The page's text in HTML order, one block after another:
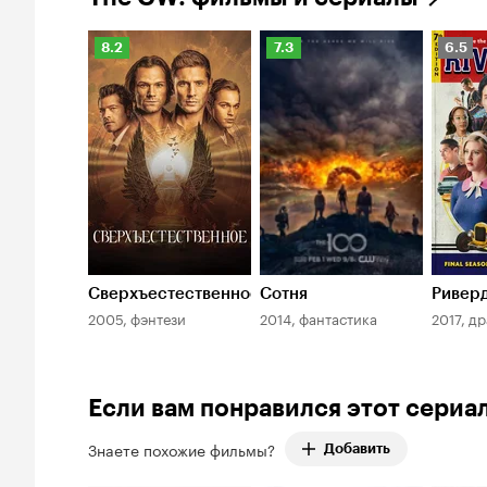
Рейтинг
Кинопоиска
8.2
8.2
Сверхъестественное
2005, фэнтези
Рейтинг
Кинопоиска
7.3
Сотня
2014, фантастика
6.5
6.5
2017,
Если вам понравился этот
Знаете похожие фильмы? Добавить